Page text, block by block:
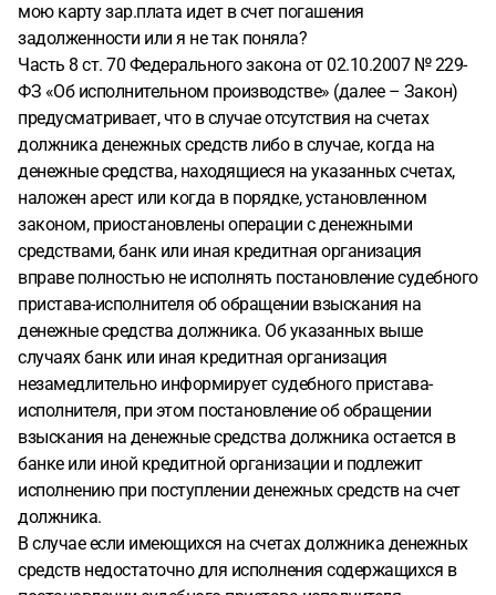
мою карту зар.плата идет в счет погашения
задолженности или я не так поняла?
Часть 8 ст. 70 Федерального закона от 02.10.2007 № 229-
ФЗ «Об исполнительном производстве» (далее – Закон)
предусматривает, что в случае отсутствия на счетах
должника денежных средств либо в случае, когда на
денежные средства, находящиеся на указанных счетах,
наложен арест или когда в порядке, установленном
законом, приостановлены операции с денежными
средствами, банк или иная кредитная организация
вправе полностью не исполнять постановление судебного
пристава-исполнителя об обращении взыскания на
денежные средства должника. Об указанных выше
случаях банк или иная кредитная организация
незамедлительно информирует судебного пристава-
исполнителя, при этом постановление об обращении
взыскания на денежные средства должника остается в
банке или иной кредитной организации и подлежит
исполнению при поступлении денежных средств на счет
должника.
В случае если имеющихся на счетах должника денежных
средств недостаточно для исполнения содержащихся в